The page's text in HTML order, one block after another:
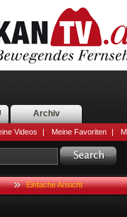
Archiv
Videos | Meine Favoriten |
Einfache Ansicht